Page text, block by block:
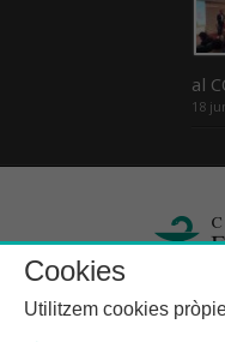
al
18
Cookies
Utilitzem cookies